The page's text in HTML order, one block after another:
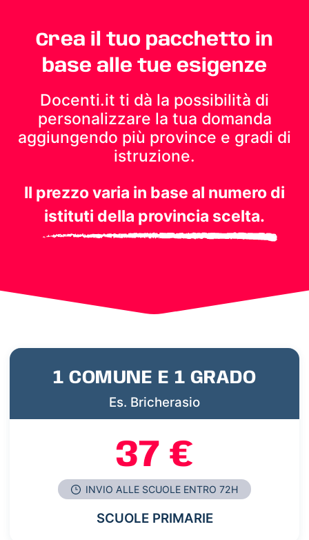
Crea il tuo pacchetto in
base alle tue esigenze
Docenti.it ti dà la possibilità di
personalizzare la tua domanda
aggiungendo più province e gradi di
istruzione.
Il prezzo varia in base al numero di
istituti della provincia scelta.
1 COMUNE E 1 GRADO
Es. Bricherasio
37 €
INVIO ALLE SCUOLE ENTRO 72H
SCUOLE PRIMARIE